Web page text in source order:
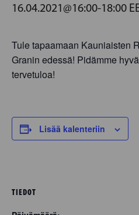
16.04.2021@16:00-18:00
Tule tapaamaan Kauniaisten
Granin edessä! Pidämme
tervetuloa!
Lisää kalenteriin
TIEDOT